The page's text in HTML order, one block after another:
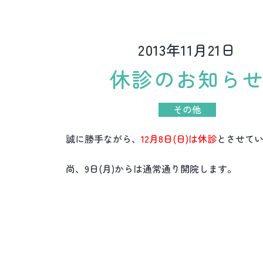
2013年11月21日
休診のお知らせ
その他
誠に勝手ながら、 12月8日(日)は休診とさせて
尚、9日(月)からは通常通り開院します。